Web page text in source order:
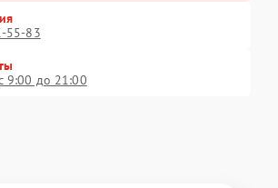
55-83
9:00 до 21:00